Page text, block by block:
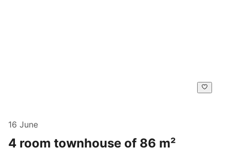
16 June
4 room townhouse of 86 m²